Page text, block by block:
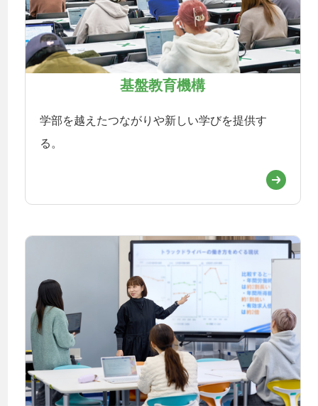
基盤教育機構
学部を越えたつながりや新しい学びを提供す
る。